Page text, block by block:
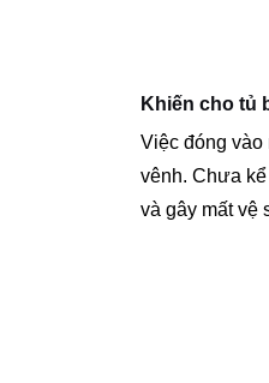
Khiến cho tủ
Việc đóng vào
vênh. Chưa
và gây mất vệ